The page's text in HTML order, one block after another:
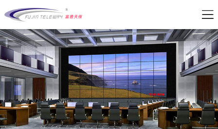
公司新闻 | 2026-05-21
军队资产管理变革：从“静态账本”到“动态
战力”